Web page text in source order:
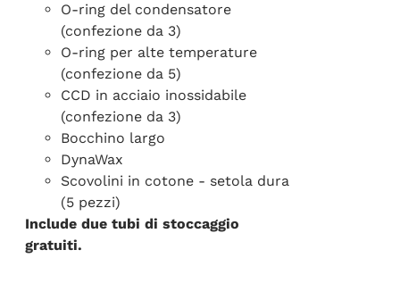
O-ring del condensatore
(confezione da 3)
O-ring per alte temperature
(confezione da 5)
CCD in acciaio inossidabile
(confezione da 3)
Bocchino largo
DynaWax
Scovolini in cotone - setola dura
(5 pezzi)
Include due tubi di stoccaggio
gratuiti.